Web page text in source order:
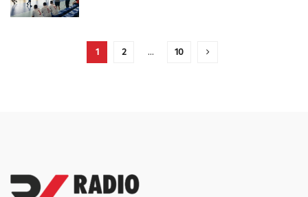
1 2 … 10